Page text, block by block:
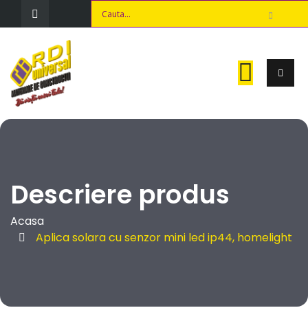
Descriere produs
Acasa
Aplica solara cu senzor mini led ip44, homelight